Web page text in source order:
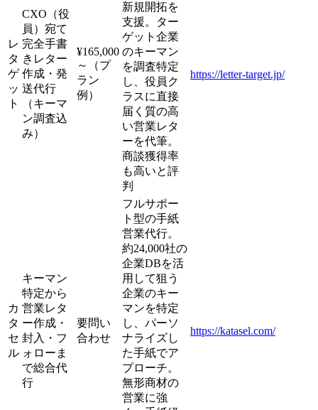
レ
タ
ゲ
ッ
ト
CXO（役
員）宛て
完全手書
きレター
作成・発
送代行
（キーマ
ン調査込
み）
¥165,000
～（プ
ラン
例）
新規開拓を
支援。ター
ゲット企業
のキーマン
を調査特定
し、役員ク
ラスに直接
届く質の高
い営業レタ
ーを代筆。
商談獲得率
も高いと評
判
https://letter-target.jp/
カ
タ
セ
ル
キーマン
特定から
営業レタ
ー作成・
封入・フ
ォローま
で総合代
行
要問い
合わせ
フルサポー
ト型の手紙
営業代行。
約24,000社の
企業DBを活
用して狙う
企業のキー
マンを特定
し、パーソ
ナライズし
た手紙でア
プローチ。
無形商材の
営業に強
https://katasel.com/